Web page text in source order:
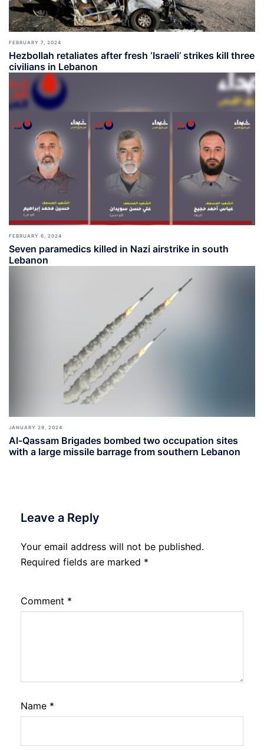
FEBRUARY 7, 2024
Hezbollah retaliates after fresh ‘Israeli’ strikes kill three
civilians in Lebanon
FEBRUARY 6, 2024
Seven paramedics killed in Nazi airstrike in south
Lebanon
JANUARY 29, 2024
Al-Qassam Brigades bombed two occupation sites
with a large missile barrage from southern Lebanon
Leave a Reply
Your email address will not be published.
Required fields are marked *
Comment *
Name *